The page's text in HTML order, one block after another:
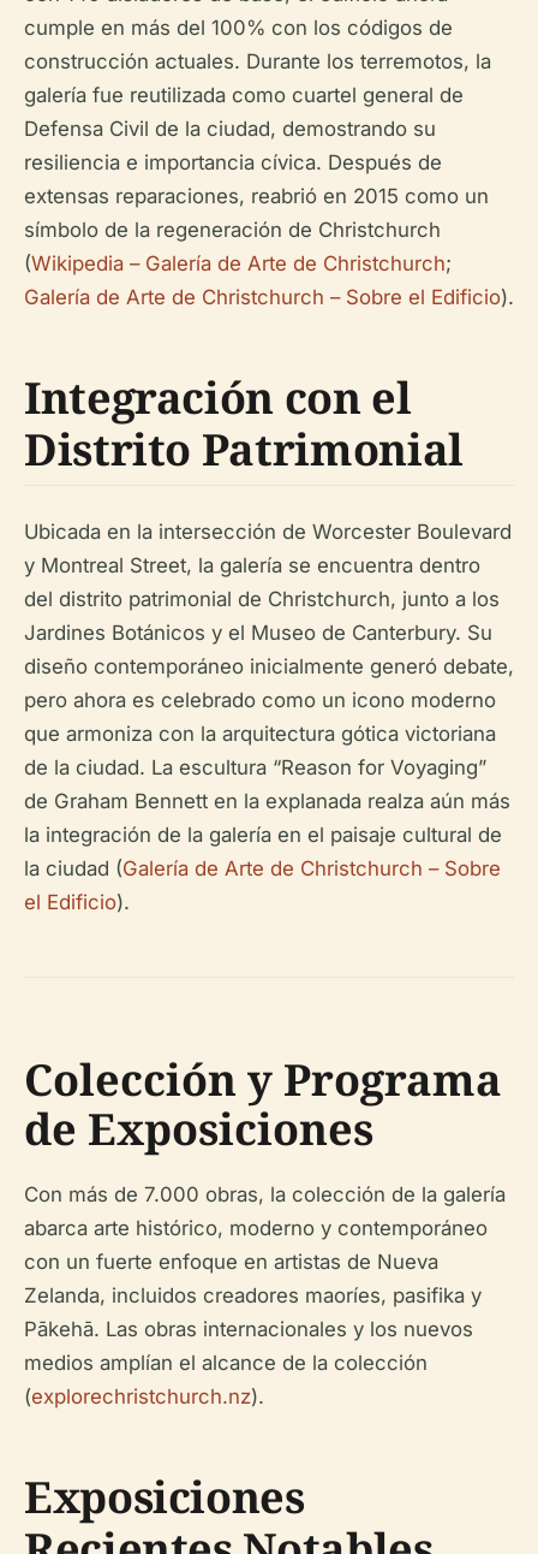
cumple en más del 100% con los códigos de
construcción actuales. Durante los terremotos, la
galería fue reutilizada como cuartel general de
Defensa Civil de la ciudad, demostrando su
resiliencia e importancia cívica. Después de
extensas reparaciones, reabrió en 2015 como un
símbolo de la regeneración de Christchurch
(Wikipedia – Galería de Arte de Christchurch;
Galería de Arte de Christchurch – Sobre el Edificio).
Integración con el
Distrito Patrimonial
Ubicada en la intersección de Worcester Boulevard
y Montreal Street, la galería se encuentra dentro
del distrito patrimonial de Christchurch, junto a los
Jardines Botánicos y el Museo de Canterbury. Su
diseño contemporáneo inicialmente generó debate,
pero ahora es celebrado como un icono moderno
que armoniza con la arquitectura gótica victoriana
de la ciudad. La escultura “Reason for Voyaging”
de Graham Bennett en la explanada realza aún más
la integración de la galería en el paisaje cultural de
la ciudad (Galería de Arte de Christchurch – Sobre
el Edificio).
Colección y Programa
de Exposiciones
Con más de 7.000 obras, la colección de la galería
abarca arte histórico, moderno y contemporáneo
con un fuerte enfoque en artistas de Nueva
Zelanda, incluidos creadores maoríes, pasifika y
Pākehā. Las obras internacionales y los nuevos
medios amplían el alcance de la colección
(explorechristchurch.nz).
Exposiciones